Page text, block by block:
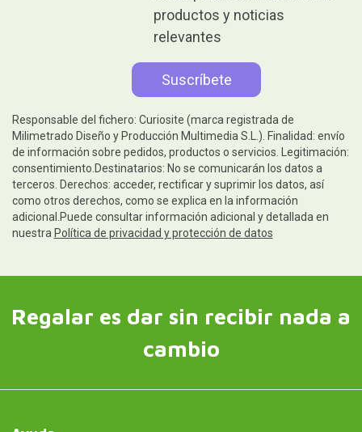
productos y noticias
relevantes
Responsable del fichero: Curiosite (marca registrada de
Milimetrado Diseño y Producción Multimedia S.L.). Finalidad: envío
de información sobre pedidos, productos o servicios. Legitimación:
consentimiento.Destinatarios: No se comunicarán los datos a
terceros. Derechos: acceder, rectificar y suprimir los datos, así
como otros derechos, como se explica en la información
adicional.Puede consultar información adicional y detallada en
nuestra Política de privacidad y protección de datos
Regalar es dar sin recibir nada a
cambio